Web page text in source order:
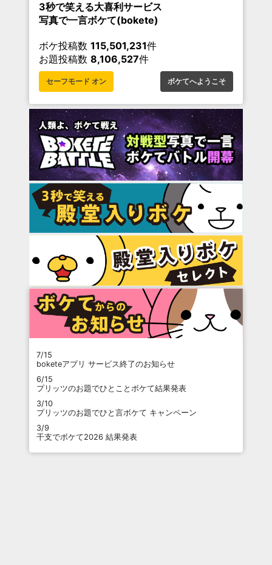
3秒で笑える大喜利サービス
写真で一言ボケて(bokete)
ボケ投稿数 115,501,231件
お題投稿数 8,106,527件
セーフモード オン ボケてへようこそ
7/15
boketeアプリ サービス終了のお知らせ
6/15
プリッツのお題でひとことボケて結果発表
3/10
プリッツのお題でひと言ボケて キャンペーン
3/9
干支でボケて2026 結果発表